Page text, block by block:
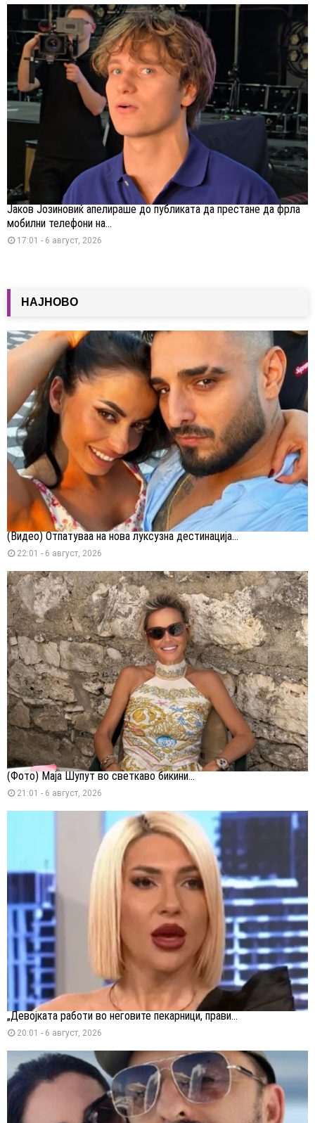
Јаков Јозиновиќ апелираше до публиката да престане да фрла
мобилни телефони на...
17:01 - 6 август, 2026
НАЈНОВО
(Видео) Отпатуваа на нова луксузна дестинација...
22:01 - 6 август, 2026
(Фото) Маја Шупут во светкаво бикини...
21:01 - 6 август, 2026
„Девојката работи во неговите пекарници, прави...
20:01 - 6 август, 2026